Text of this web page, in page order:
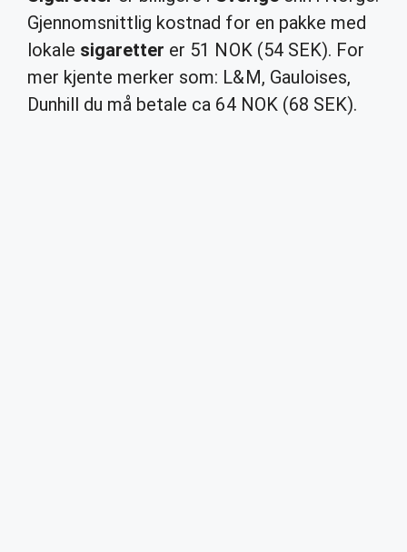
Gjennomsnittlig kostnad for en pakke med
lokale sigaretter er 51 NOK (54 SEK). For
mer kjente merker som: L&M, Gauloises,
Dunhill du må betale ca 64 NOK (68 SEK).